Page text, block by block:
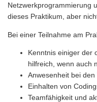
Netzwerkprogrammierung
dieses Praktikum, aber
Bei einer Teilnahme am
Kenntnis einiger der
hilfreich, wenn auch
Anwesenheit bei
Einhalten von
Teamfähigkeit und